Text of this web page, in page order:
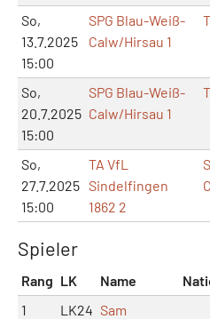
So,
13.7.2025
15:00
SPG Blau-Weiß-
Calw/Hirsau 1
So,
20.7.2025
15:00
SPG Blau-Weiß-
Calw/Hirsau 1
So,
27.7.2025
15:00
TA VfL
Sindelfingen
1862 2
Spieler
Rang LK Name
1
LK24 Sam